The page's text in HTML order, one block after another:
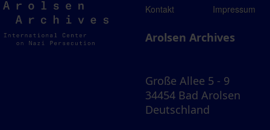
Arolsen
Archives
Kontakt Impressum
Arolsen Archives
Große Allee 5 - 9
34454 Bad Arolsen
Deutschland